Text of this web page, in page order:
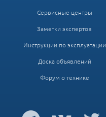
Сервисные центры
Заметки экспертов
Инструкции по эксплуатации
Доска объявлений
Форум о технике